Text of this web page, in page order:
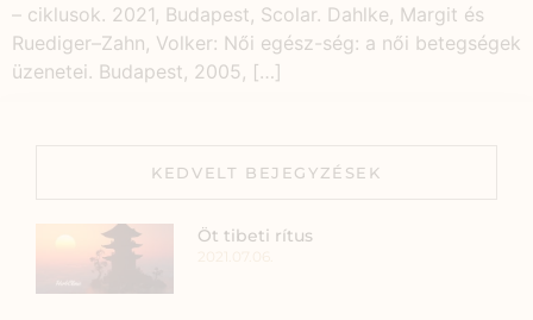
– ciklusok. 2021, Budapest, Scolar. Dahlke, Margit és
Ruediger–Zahn, Volker: Női egész-ség: a női betegségek
üzenetei. Budapest, 2005, […]
KEDVELT BEJEGYZÉSEK
Öt tibeti rítus